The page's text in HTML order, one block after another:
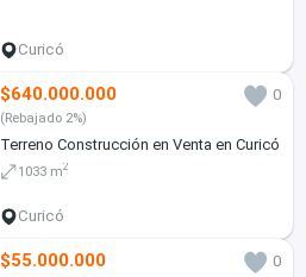
Curicó
$640.000.000 0
(Rebajado 2%)
Terreno Construcción en Venta en Curicó
1033 m2
Curicó
$55.000.000
0